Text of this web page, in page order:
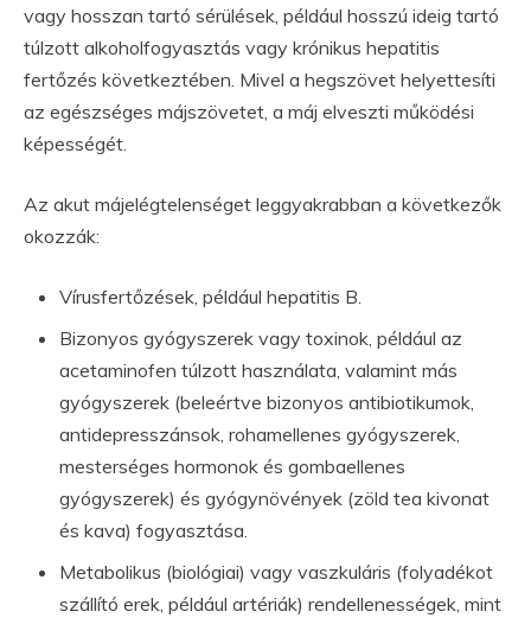
vagy hosszan tartó sérülések, például hosszú ideig tartó
túlzott alkoholfogyasztás vagy krónikus hepatitis
fertőzés következtében. Mivel a hegszövet helyettesíti
az egészséges májszövetet, a máj elveszti működési
képességét.
Az akut májelégtelenséget leggyakrabban a következők
okozzák:
Vírusfertőzések, például hepatitis B.
Bizonyos gyógyszerek vagy toxinok, például az
acetaminofen túlzott használata, valamint más
gyógyszerek (beleértve bizonyos antibiotikumok,
antidepresszánsok, rohamellenes gyógyszerek,
mesterséges hormonok és gombaellenes
gyógyszerek) és gyógynövények (zöld tea kivonat
és kava) fogyasztása.
Metabolikus (biológiai) vagy vaszkuláris (folyadékot
szállító erek, például artériák) rendellenességek, mint